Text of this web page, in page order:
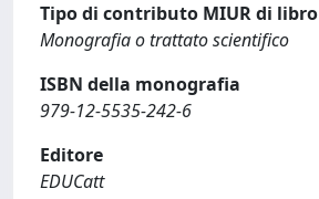
Tipo di contributo MIUR di libro
Monografia o trattato scientifico
ISBN della monografia
979-12-5535-242-6
Editore
EDUCatt